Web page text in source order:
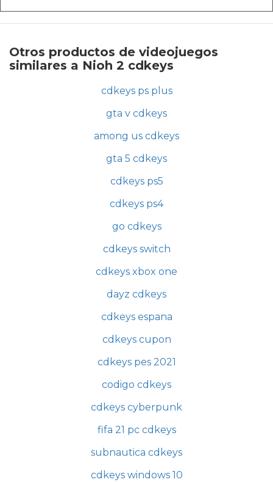
Otros productos de videojuegos
similares a Nioh 2 cdkeys
cdkeys ps plus
gta v cdkeys
among us cdkeys
gta 5 cdkeys
cdkeys ps5
cdkeys ps4
go cdkeys
cdkeys switch
cdkeys xbox one
dayz cdkeys
cdkeys espana
cdkeys cupon
cdkeys pes 2021
codigo cdkeys
cdkeys cyberpunk
fifa 21 pc cdkeys
subnautica cdkeys
cdkeys windows 10